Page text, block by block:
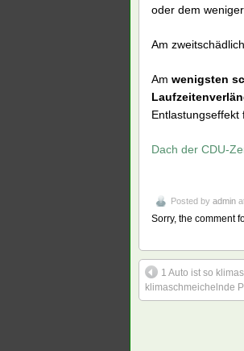
oder dem
Am
Am wenigsten
Entlastungseffekt
Dach der CDU-
Posted by admin
Sorry, the comment
1 Auto ist so
klimaschmeichelnde